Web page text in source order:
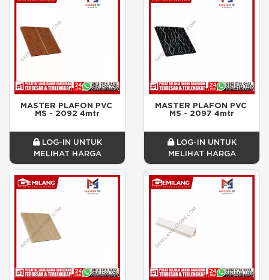
MASTER PLAFON PVC
MS - 2092 4mtr
LOG-IN UNTUK
MELIHAT HARGA
MASTER PLAFON PVC
MS - 2097 4mtr
LOG-IN UNTUK
MELIHAT HARGA